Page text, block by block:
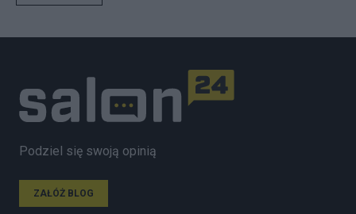
Podziel się swoją opinią
ZAŁÓŻ BLOG